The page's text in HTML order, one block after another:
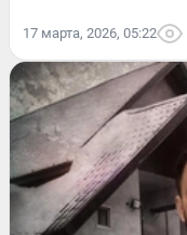
17 марта, 2026, 05:22